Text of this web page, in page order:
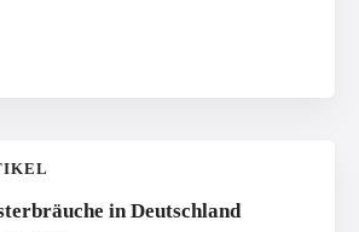
in Deutschland